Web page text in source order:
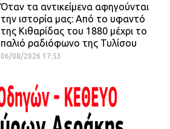
Όταν τα αντικείμενα αφηγούνται
την ιστορία μας: Από το υφαντό
της Κιθαρίδας του 1880 μέχρι το
παλιό ραδιόφωνο της Τυλίσου
06/08/2026 17:53